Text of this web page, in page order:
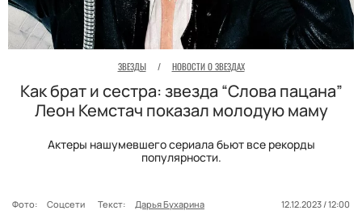
ЗВЕЗДЫ / НОВОСТИ О ЗВЕЗДАХ
Как брат и сестра: звезда “Слова пацана”
Леон Кемстач показал молодую маму
Актеры нашумевшего сериала бьют все рекорды
популярности.
Фото: Соцсети Текст: Дарья Бухарина
12.12.2023 / 12:00